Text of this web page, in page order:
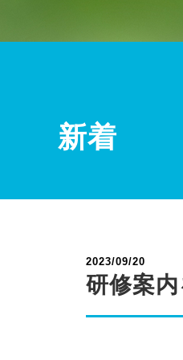
新着
2023/09/20
研修案